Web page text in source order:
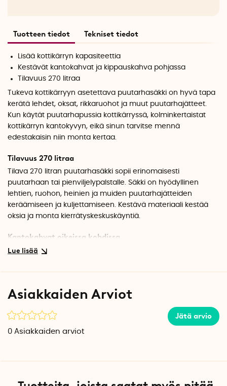
Tuotteen tiedot Tekniset tiedot
Lisää kottikärryn kapasiteettia
Kestävät kantokahvat ja kippauskahva pohjassa
Tilavuus 270 litraa
Tukeva kottikärryyn asetettava puutarhasäkki on hyvä tapa
kerätä lehdet, oksat, rikkaruohot ja muut puutarhajätteet.
Kun käytät puutarhapussia kottikärryssä, kolminkertaistat
kottikärryn kantokyvyn, eikä sinun tarvitse mennä
edestakaisin niin monta kertaa.
Tilavuus 270 litraa
Tilava 270 litran puutarhasäkki sopii erinomaisesti
puutarhaan tai pienviljelypalstalle. Säkki on hyödyllinen
lehtien, ruohon, heinien ja muiden puutarhajätteiden
keräämiseen ja kuljettamiseen. Kestävä materiaali kestää
oksia ja monta kierrätyskeskuskäyntiä.
Kantokahvat oikeissa kohdissa
Säkki on mitoitettu niin, että se mahtuu useimpien
alaosassa, joka helpottaa sisällön pois kaatamista.
Kestävää materiaali
Puutarhakassi on valmistettu kudotusta polypropeenista,
Materiaali: Kudottu polypropeeni
Asiakkaiden Arviot
Jätä arvio
0 Asiakkaiden arviot